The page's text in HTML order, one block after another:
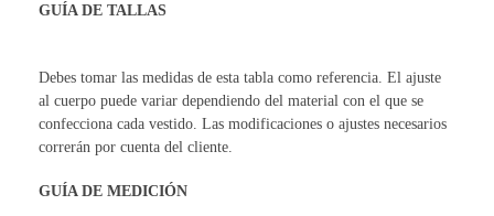
GUÍA DE TALLAS
Debes tomar las medidas de esta tabla como referencia. El ajuste
al cuerpo puede variar dependiendo del material con el que se
confecciona cada vestido. Las modificaciones o ajustes necesarios
correrán por cuenta del cliente.
GUÍA DE MEDICIÓN